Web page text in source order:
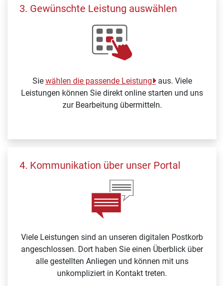
3. Gewünschte Leistung auswählen
Sie wählen die passende Leistung aus. Viele
Leistungen können Sie direkt online starten und uns
zur Bearbeitung übermitteln.
4. Kommunikation über unser Portal
Viele Leistungen sind an unseren digitalen Postkorb
angeschlossen. Dort haben Sie einen Überblick über
alle gestellten Anliegen und können mit uns
unkompliziert in Kontakt treten.